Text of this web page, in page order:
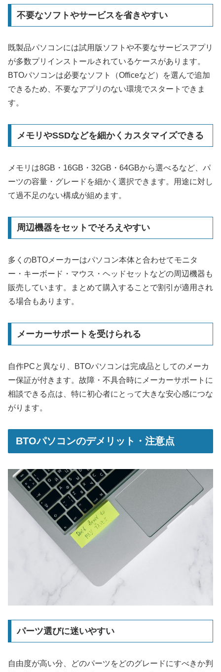
不要なソフトやサービスを省きやすい
既製品パソコンには試用版ソフトや不要なサービスアプリ
が多数プリインストールされているケースがあります。
BTOパソコンは必要なソフト（Officeなど）を選んで追加
できるため、不要なアプリのない環境でスタートできま
す。
メモリやSSDなどを細かくカスタマイズできる
メモリは8GB・16GB・32GB・64GBから選べるなど、パ
ーツの容量・グレードを細かく選択できます。用途に対し
て過不足のない構成が組めます。
周辺機器をセットでそろえやすい
多くのBTOメーカーはパソコン本体と合わせてモニタ
ー・キーボード・マウス・ヘッドセットなどの周辺機器も
販売しています。まとめて購入することで割引が適用され
る場合もあります。
メーカーサポートを受けられる
自作PCと異なり、BTOパソコンは完成品としてのメーカ
ー保証が付きます。故障・不具合時にメーカーサポートに
相談できる点は、特に初心者にとって大きな安心感につな
がります。
BTOパソコンのデメリット・注意点
パーツ選びに迷いやすい
自由度が高い分、どのパーツをどのグレードにすべきか判